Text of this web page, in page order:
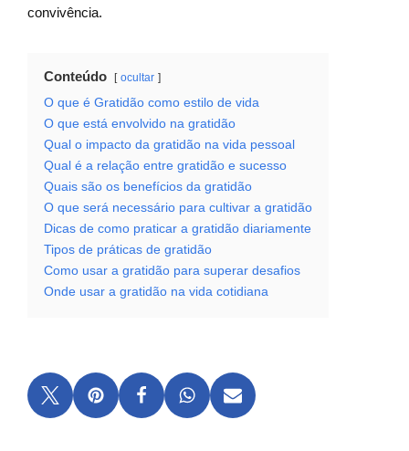
convivência.
Conteúdo ocultar
O que é Gratidão como estilo de vida
O que está envolvido na gratidão
Qual o impacto da gratidão na vida pessoal
Qual é a relação entre gratidão e sucesso
Quais são os benefícios da gratidão
O que será necessário para cultivar a gratidão
Dicas de como praticar a gratidão diariamente
Tipos de práticas de gratidão
Como usar a gratidão para superar desafios
Onde usar a gratidão na vida cotidiana